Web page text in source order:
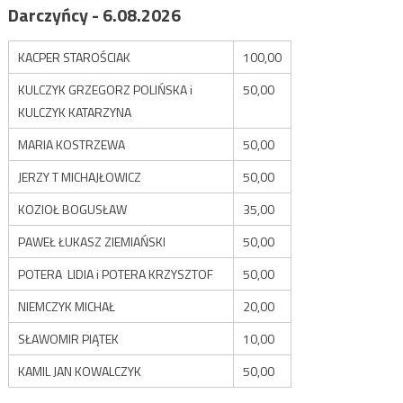
Darczyńcy - 6.08.2026
KACPER STAROŚCIAK
100,00
KULCZYK GRZEGORZ POLIŃSKA i
KULCZYK KATARZYNA
50,00
MARIA KOSTRZEWA
50,00
JERZY T MICHAJŁOWICZ
50,00
KOZIOŁ BOGUSŁAW
35,00
PAWEŁ ŁUKASZ ZIEMIAŃSKI
50,00
POTERA LIDIA i POTERA KRZYSZTOF
50,00
NIEMCZYK MICHAŁ
20,00
SŁAWOMIR PIĄTEK
10,00
KAMIL JAN KOWALCZYK
50,00